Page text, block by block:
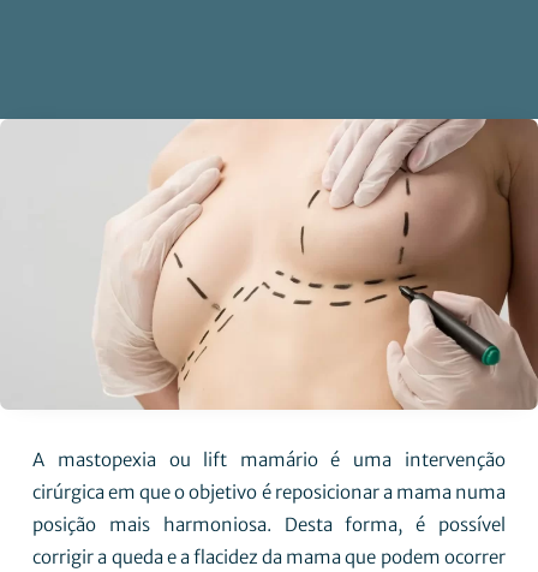
A mastopexia ou lift mamário é uma intervenção
cirúrgica em que o objetivo é reposicionar a mama numa
posição mais harmoniosa. Desta forma, é possível
corrigir a queda e a flacidez da mama que podem ocorrer